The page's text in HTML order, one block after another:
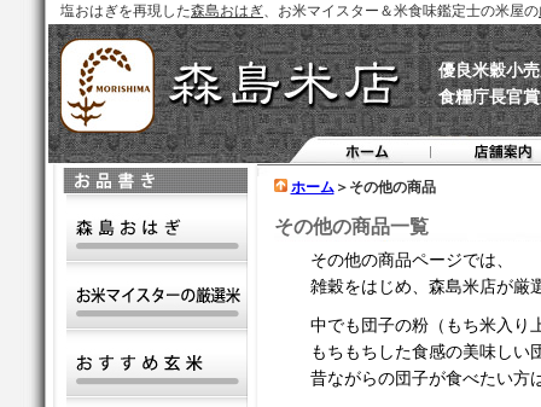
塩おはぎを再現した森島おはぎ、お米マイスター＆米食味鑑定士の米屋の
優良米穀小
食糧庁長官
ホーム＞その他の商品
その他の商品一覧
その他の商品ページでは、
雑穀をはじめ、森島米店が厳
中でも団子の粉（もち米入り
もちもちした食感の美味しい
昔ながらの団子が食べたい方